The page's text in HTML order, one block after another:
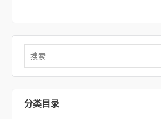
Search for:
分类目录